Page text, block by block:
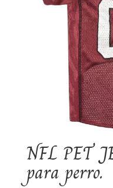
NFL PET
para perro.